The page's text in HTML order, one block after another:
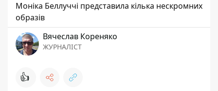
Моніка Беллуччі представила кілька нескромних
образів
Вячеслав Кореняко
ЖУРНАЛІСТ
👍